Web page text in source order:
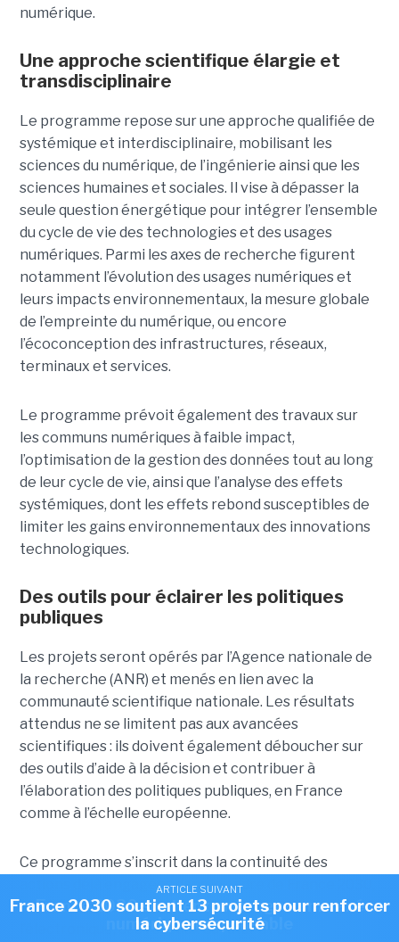
ARTICLE SUIVANT
France 2030 soutient un programme axé
numérique responsable
numérique.
Une approche scientifique élargie et
transdisciplinaire
Le programme repose sur une approche qualifiée de
systémique et interdisciplinaire, mobilisant les
sciences du numérique, de l’ingénierie ainsi que les
sciences humaines et sociales. Il vise à dépasser la
seule question énergétique pour intégrer l’ensemble
du cycle de vie des technologies et des usages
numériques. Parmi les axes de recherche figurent
notamment l’évolution des usages numériques et
leurs impacts environnementaux, la mesure globale
de l’empreinte du numérique, ou encore
l’écoconception des infrastructures, réseaux,
terminaux et services.
Le programme prévoit également des travaux sur
les communs numériques à faible impact,
l’optimisation de la gestion des données tout au long
de leur cycle de vie, ainsi que l’analyse des effets
systémiques, dont les effets rebond susceptibles de
limiter les gains environnementaux des innovations
technologiques.
Des outils pour éclairer les politiques
publiques
Les projets seront opérés par l’Agence nationale de
la recherche (ANR) et menés en lien avec la
communauté scientifique nationale. Les résultats
attendus ne se limitent pas aux avancées
scientifiques : ils doivent également déboucher sur
des outils d’aide à la décision et contribuer à
l’élaboration des politiques publiques, en France
comme à l’échelle européenne.
Ce programme s’inscrit dans la continuité des
actions déjà engagées dans le cadre de France 2030,
notamment dans les domaines du cloud, de
l’électronique, des réseaux du futur et de
ARTICLE SUIVANT
France 2030 soutient 13 projets pour renforcer
la cybersécurité